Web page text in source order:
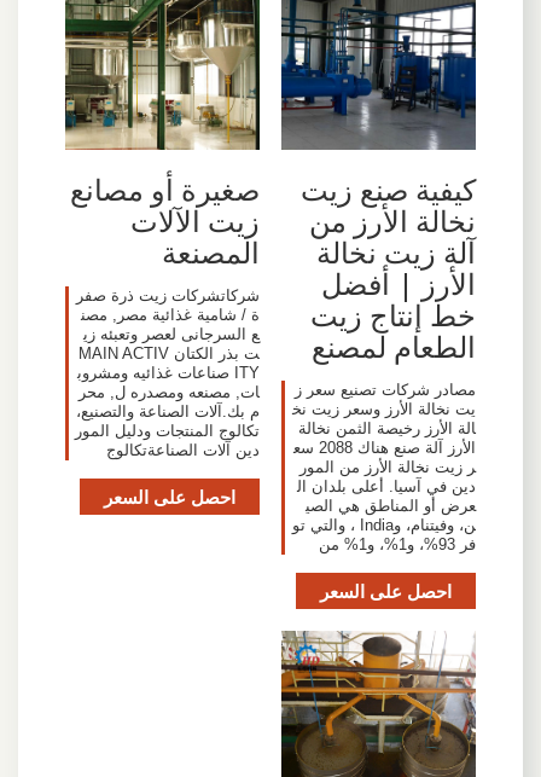
كيفية صنع زيت
نخالة الأرز من
آلة زيت نخالة
الأرز | أفضل
خط إنتاج زيت
الطعام لمصنع
مصادر شركات تصنيع سعر ز
يت نخالة الأرز وسعر زيت نخ
الة الأرز رخيصة الثمن نخالة
الأرز آلة صنع هناك 2088 سع
ر زيت نخالة الأرز من المور
دين في آسيا. أعلى بلدان ال
عرض أو المناطق هي الصي
ن، وفيتنام، وIndia ، والتي تو
فر 93%، و1%، و1% من
احصل على السعر
صغيرة أو مصانع
زيت الآلات
المصنعة
شركاتشركات زيت ذرة صفر
ة / شامية غذائية مصر, مصن
ع السرجانى لعصر وتعبئه زي
ت بذر الكتان MAIN ACTIV
ITY صناعات غذائيه ومشروب
ات, مصنعه ومصدره ل, محر
م بك.آلات الصناعة والتصنيع،
تكالوج المنتجات ودليل المور
دين آلات الصناعةتكالوج
احصل على السعر